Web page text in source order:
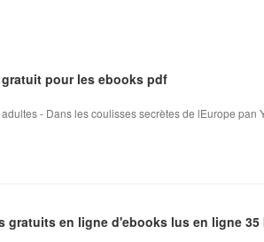
pour les ebooks pdf
- Dans les coulisses secrètes de lEurope
gratuits en ligne d'ebooks lus en ligne 35